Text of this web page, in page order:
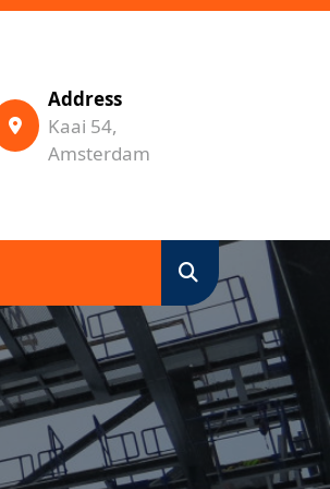
Address
Kaai 54,
Amsterdam